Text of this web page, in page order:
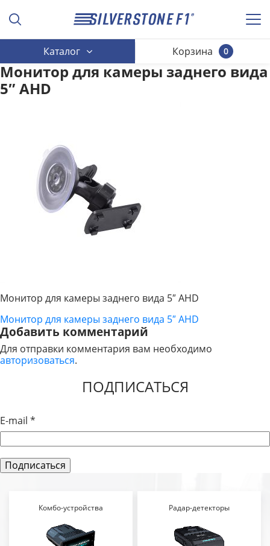
Каталог 0
Корзина
Монитор для камеры заднего вида
5″ AHD
Монитор для камеры заднего вида 5″ AHD
НАВИГАЦИЯ
ПО
ЗАПИСЯМ
Монитор для камеры заднего вида 5″ AHD
Добавить комментарий
Для отправки комментария вам необходимо
авторизоваться.
ПОДПИСАТЬСЯ
E-mail *
Комбо-устройства Радар-детекторы